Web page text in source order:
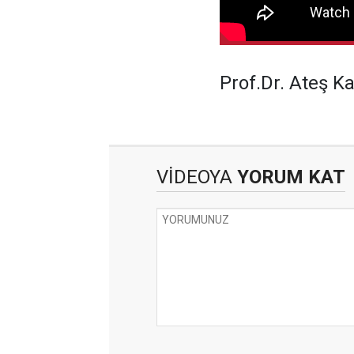
Prof.Dr. Ateş
VİDEOYA YORUM KAT